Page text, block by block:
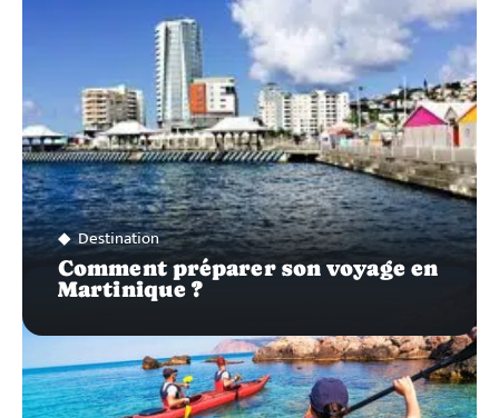
Destination
Comment préparer son voyage en
Martinique ?